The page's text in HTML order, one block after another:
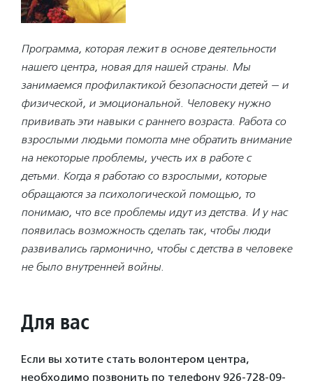
Программа, которая лежит в основе деятельности
нашего центра, новая для нашей страны. Мы
занимаемся профилактикой безопасности детей — и
физической, и эмоциональной. Человеку нужно
прививать эти навыки с раннего возраста. Работа со
взрослыми людьми помогла мне обратить внимание
на некоторые проблемы, учесть их в работе с
детьми. Когда я работаю со взрослыми, которые
обращаются за психологической помощью, то
понимаю, что все проблемы идут из детства. И у нас
появилась возможность сделать так, чтобы люди
развивались гармонично, чтобы с детства в человеке
не было внутренней войны.
Для вас
Если вы хотите стать волонтером центра,
необходимо позвонить по телефону 926-728-09-